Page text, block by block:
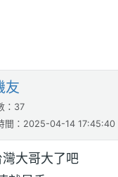
友
：37
間：2025-04-14 17:45:40
大哥大了吧